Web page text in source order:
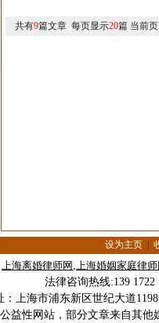
共有9篇文章 每页显示20篇 当前页
设为主页
上海离婚律师网 ,上海婚姻家庭律
法律咨询热线:139
：上海市浦东新区世纪大道
益性网站，部分文章来自其